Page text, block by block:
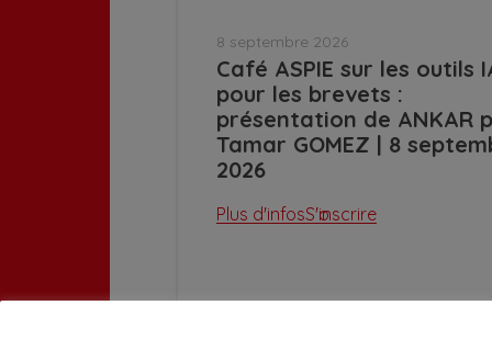
8 septembre 2026
Café ASPIE sur les outils
pour les brevets :
présentation de ANKAR
Tamar GOMEZ | 8
2026
Plus d'infosS'inscrire